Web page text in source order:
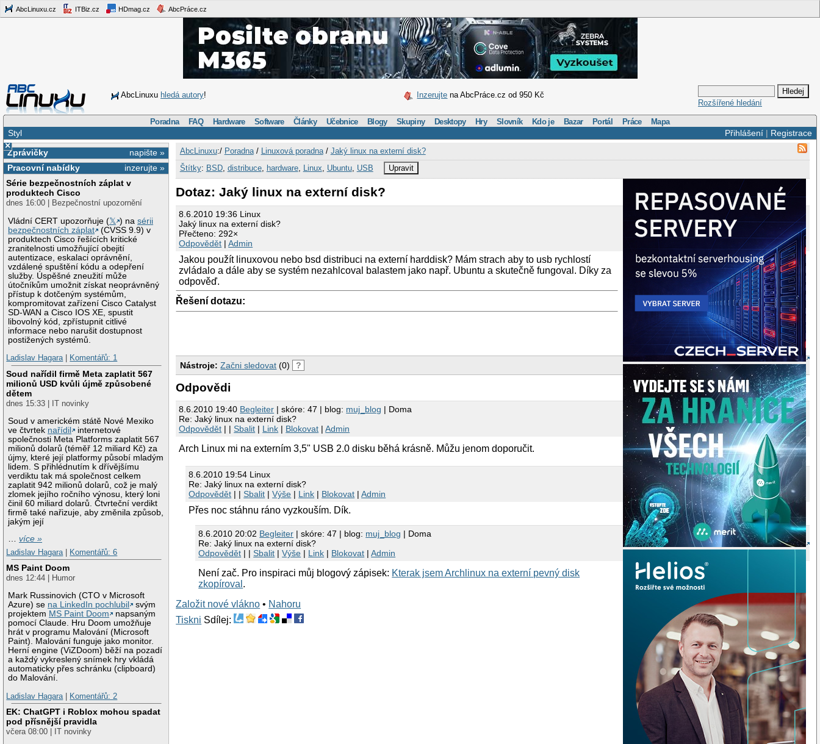
AbcLinuxu.cz ITBiz.cz HDmag.cz AbcPráce.cz
AbcLinuxu hledá autory! Inzerujte na AbcPráce.cz od 950 Kč
Rozšířené hledání
Poradna FAQ Hardware Software Články Učebnice Blogy Skupiny Desktopy Hry Slovník Kdo je Bazar Portál Práce Mapa
Přihlášení| Registrace
Styl
×
napište »
Zprávičky
inzerujte »
Pracovní nabídky
Série bezpečnostních záplat v
produktech Cisco
dnes 16:00 | Bezpečnostní upozornění
Vládní CERT upozorňuje (𝕏 ) nasérii
bezpečnostních záplat
(CVSS 9.9) v
produktech Cisco řešících kritické
zranitelnosti umožňující obejití
autentizace, eskalaci oprávnění,
vzdálené spuštění kódu a odepření
služby. Úspěšné zneužití může
útočníkům umožnit získat neoprávněný
přístup k dotčeným systémům,
kompromitovat zařízení Cisco Catalyst
SD-WAN a Cisco IOS XE, spustit
libovolný kód, zpřístupnit citlivé
informace nebo narušit dostupnost
postižených systémů.
Ladislav Hagara| Komentářů: 1
Soud nařídil firmě Meta zaplatit 567
milionů USD kvůli újmě způsobené
dětem
dnes 15:33 | IT novinky
Soud v americkém státě Nové Mexiko
ve čtvrtek nařídil
internetové
společnosti Meta Platforms zaplatit 567
milionů dolarů (téměř 12 miliard Kč) za
újmy, které její platformy působí mladým
lidem. S přihlédnutím k dřívějšímu
verdiktu tak má společnost celkem
zaplatit 942 milionů dolarů, což je malý
zlomek jejího ročního výnosu, který loni
činil 60 miliard dolarů. Čtvrteční verdikt
firmě také nařizuje, aby změnila způsob,
jakým její
…více »
Ladislav Hagara
Komentářů: 6
MS Paint Doom
dnes 12:44 | Humor
Mark Russinovich (CTO v Microsoft
Azure) se na LinkedIn pochlubil
svým
projektem MS Paint Doom
napsaným
pomocí Claude. Hru Doom umožňuje
hrát v programu Malování (Microsoft
Paint). Malování funguje jako monitor.
Herní engine (ViZDoom) běží na pozadí
a každý vykreslený snímek hry vkládá
automaticky přes schránku (clipboard)
do Malování.
Ladislav Hagara
Komentářů: 2
EK: ChatGPT i Roblox mohou spadat
pod přísnější pravidla
včera 08:00 | IT novinky
AbcLinuxu:/ Poradna/ Linuxová poradna/ Jaký linux na externí disk?
Štítky: BSD, distribuce, hardware, Linux Ubuntu, USB Upravit
Dotaz: Jaký linux na externí disk?
8.6.2010 19:36 Linux
Jaký linux na externí disk?
Přečteno: 292×
Odpovědět |Admin
Jakou použít linuxovou nebo bsd distribuci na externí harddisk? Mám strach aby to usb rychlostí
zvládalo a dále aby se systém nezahlcoval balastem jako např. Ubuntu a skutečně fungoval. Díky za
odpověď.
Řešení dotazu:
Nástroje: Začni sledovat (0) ?
Odpovědi
8.6.2010 19:40 Begleiter | skóre: 47 | blog: muj_blog | Doma
Re: Jaký linux na externí disk?
Odpovědět | |Sbalit | Link | Blokovat |Admin
Arch Linux mi na externím 3,5" USB 2.0 disku běhá krásně. Můžu jenom doporučit.
8.6.2010 19:54 Linux
Re: Jaký linux na externí disk?
Odpovědět | |Sbalit |Výše | Link | Blokovat |Admin
Přes noc stáhnu ráno vyzkouším. Dík.
8.6.2010 20:02 Begleiter | skóre: 47 | blog: muj_blog | Doma
Re: Jaký linux na externí disk?
Odpovědět | |Sbalit |Výše | Link | Blokovat |Admin
Není zač. Pro inspiraci můj blogový zápisek: Kterak jsem Archlinux na externí pevný disk
zkopíroval .
Založit nové vlákno • Nahoru
Tiskni Sdílej: